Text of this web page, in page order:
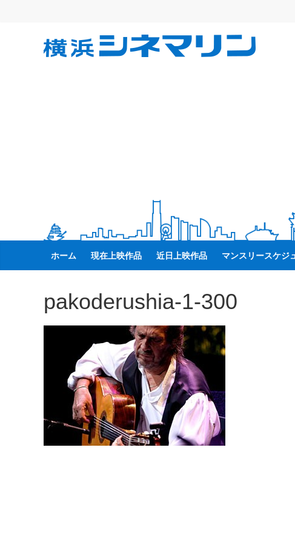
横
リ
ン
た
い
映
で
ホーム 現在上映作品 近日上映作品 マンスリースケジ
pakoderushia-1-300